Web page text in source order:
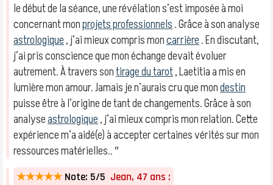
le début de la séance, une révélation s’est imposée à moi
concernant monprojets professionnels. Grâce à son analyse
astrologique, j’ai mieux compris moncarrière. En discutant,
j’ai pris conscience que mon échange devait évoluer
autrement. À travers sontirage du tarot, Laetitia a mis en
lumière mon amour. Jamais je n’aurais cru que mondestin
puisse être à l’origine de tant de changements. Grâce à son
analyseastrologique, j’ai mieux compris mon relation. Cette
expérience m’a aidé(e) à accepter certaines vérités sur mon
ressources matérielles.. ″
★★★★★ Note: 5/5 Jean, 47 ans :